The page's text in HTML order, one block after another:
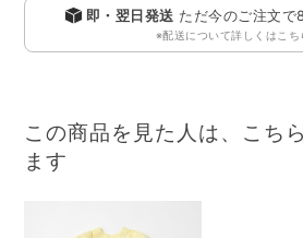
即・翌日発送 ただ今のご注文で
※配送について詳しくはこち
この商品を見た人は、こち
ます